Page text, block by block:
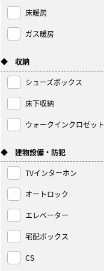
床暖房
ガス暖房
◆ 収納
シューズボックス
床下収納
ウォークインクロゼット
◆ 建物設備・防犯
TVインターホン
オートロック
エレベーター
宅配ボックス
CS